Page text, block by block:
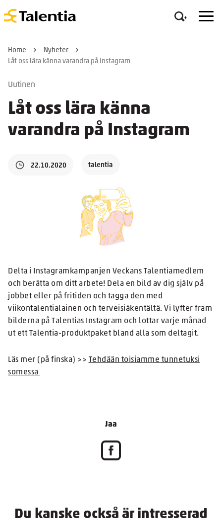
Home
Nyheter
Låt oss lära känna varandra på Instagram
Uutinen
Låt oss lära känna
varandra på Instagram
22.10.2020 talentia
Delta i Instagramkampanjen Veckans Talentiamedlem
och berätta om ditt arbete! Dela en bild av dig själv på
jobbet eller på fritiden och tagga den med
viikontalentialainen och terveisiäkentältä. Vi lyfter fram
bilderna på Talentias Instagram och lottar varje månad
ut ett Talentia-produktpaket bland alla som deltagit.
Läs mer (på finska) >> Tehdään toisiamme tunnetuksi
somessa
Jaa
Du kanske också är intresserad